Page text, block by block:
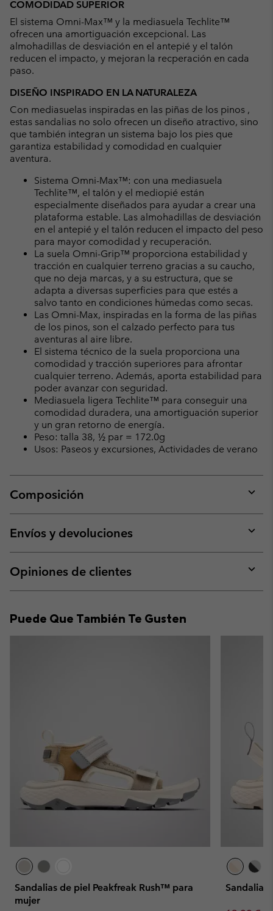
COMODIDAD SUPERIOR
El sistema Omni-Max™ y la mediasuela Techlite™
ofrecen una amortiguación excepcional. Las
almohadillas de desviación en el antepié y el talón
reducen el impacto, y mejoran la recperación en cada
paso.
DISEÑO INSPIRADO EN LA NATURALEZA
Con mediasuelas inspiradas en las piñas de los pinos ,
estas sandalias no solo ofrecen un diseño atractivo, sino
que también integran un sistema bajo los pies que
garantiza estabilidad y comodidad en cualquier
aventura.
Sistema Omni-Max™: con una mediasuela
Techlite™, el talón y el mediopié están
especialmente diseñados para ayudar a crear una
plataforma estable. Las almohadillas de desviación
en el antepié y el talón reducen el impacto del peso
para mayor comodidad y recuperación.
La suela Omni-Grip™ proporciona estabilidad y
tracción en cualquier terreno gracias a su caucho,
que no deja marcas, y a su estructura, que se
adapta a diversas superficies para que estés a
salvo tanto en condiciones húmedas como secas.
Las Omni-Max, inspiradas en la forma de las piñas
de los pinos, son el calzado perfecto para tus
aventuras al aire libre.
El sistema técnico de la suela proporciona una
comodidad y tracción superiores para afrontar
cualquier terreno. Además, aporta estabilidad para
poder avanzar con seguridad.
Mediasuela ligera Techlite™ para conseguir una
comodidad duradera, una amortiguación superior
y un gran retorno de energía.
Peso: talla 38, ½ par = 172.0g
Usos: Paseos y excursiones, Actividades de verano
Composición
or
Envíos y devoluciones
or
Opiniones de clientes
or
Puede Que También Te Gusten
Sandalias de piel Peakfreak Rush™ para
mujer
Sandalias